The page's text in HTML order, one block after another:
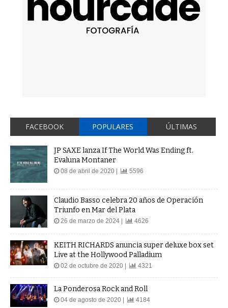
FACEBOOK POPULARES ÚLTIMAS
JP SAXE lanza If The World Was Ending ft.
Evaluna Montaner
08 de abril de 2020 | 5596
Claudio Basso celebra 20 años de Operación
Triunfo en Mar del Plata
26 de marzo de 2024 | 4626
KEITH RICHARDS anuncia super deluxe box set
Live at the Hollywood Palladium
02 de octubre de 2020 | 4321
La Ponderosa Rock and Roll
04 de agosto de 2020 | 4184